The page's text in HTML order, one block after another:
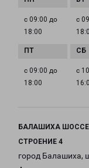
с 09:00 до
18:00
с
с 09:00 до
18:00
с
БАЛАШИХА ШОССЕ
СТРОЕНИЕ 4
город Балашиха,